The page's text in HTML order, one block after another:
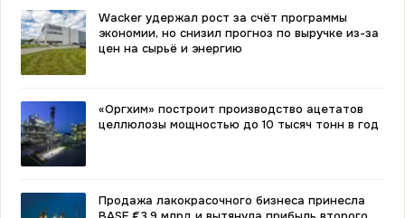
Wacker удержал рост за счёт программы
экономии, но снизил прогноз по выручке из-за
цен на сырьё и энергию
«Оргхим» построит производство ацетатов
целлюлозы мощностью до 10 тысяч тонн в год
Продажа лакокрасочного бизнеса принесла